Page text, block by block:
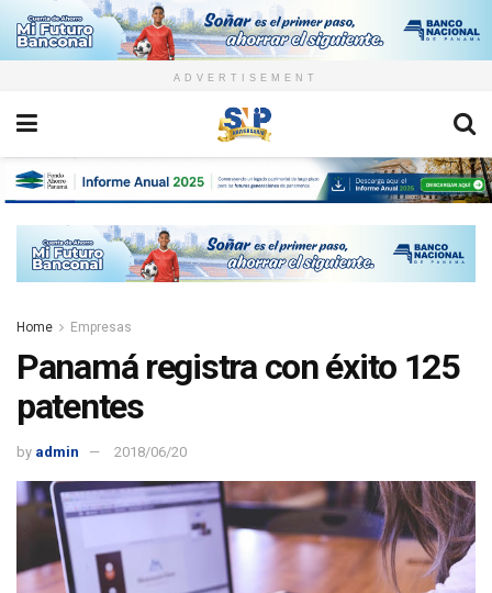
ADVERTISEMENT
Home Empresas
Panamá registra con éxito 125
patentes
by admin 2018/06/20